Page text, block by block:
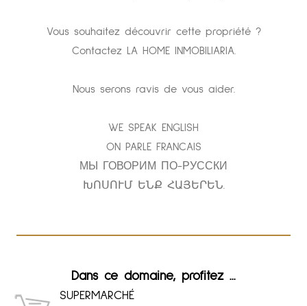
Vous souhaitez découvrir cette propriété ?
Contactez LA HOME INMOBILIARIA.
Nous serons ravis de vous aider.
WE SPEAK ENGLISH
ON PARLE FRANCAIS
МЫ ГОВОРИМ ПО-РУССКИ
ԽՈՍՈՒՄ ԵՆՔ ՀԱՅԵՐԵՆ.
Dans ce domaine, profitez ...
SUPERMARCHÉ